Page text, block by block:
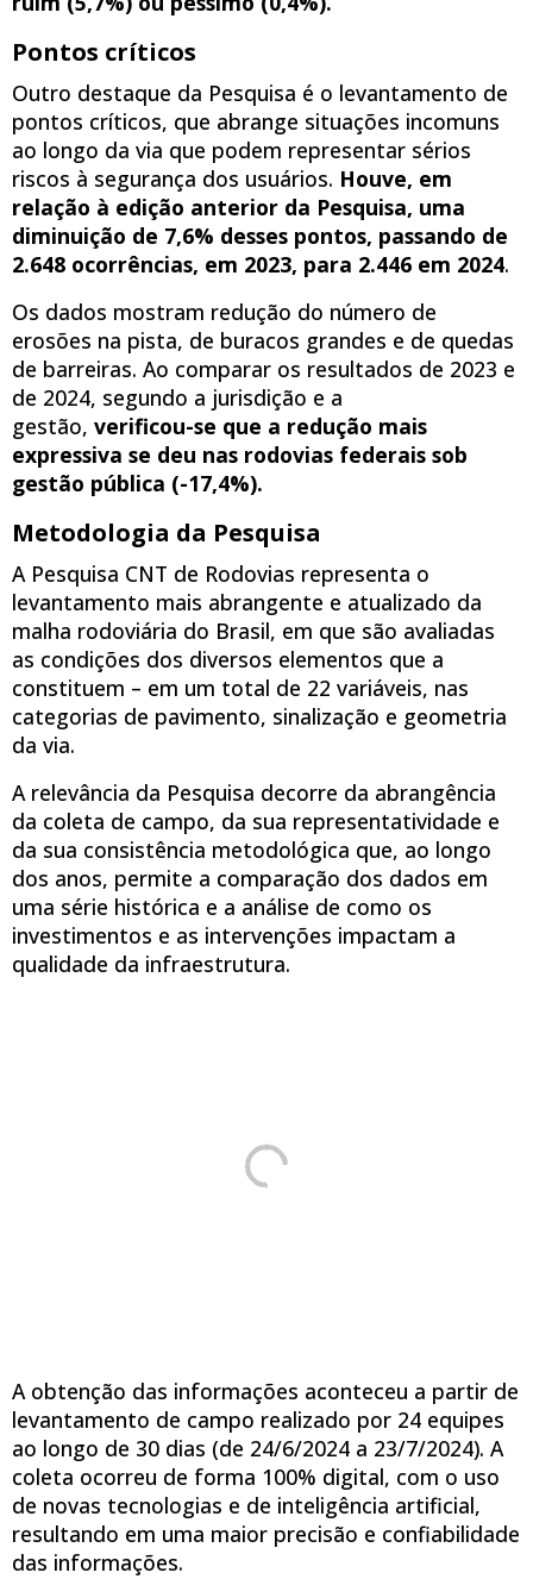
Pontos críticos
Outro destaque da Pesquisa é o levantamento de
pontos críticos, que abrange situações incomuns
ao longo da via que podem representar sérios
riscos à segurança dos usuários. Houve, em
relação à edição anterior da Pesquisa, uma
diminuição de 7,6% desses pontos, passando de
2.648 ocorrências, em 2023, para 2.446 em 2024.
Os dados mostram redução do número de
erosões na pista, de buracos grandes e de quedas
de barreiras. Ao comparar os resultados de 2023 e
de 2024, segundo a jurisdição e a
gestão, verificou-se que a redução mais
expressiva se deu nas rodovias federais sob
gestão pública (-17,4%).
Metodologia da Pesquisa
A Pesquisa CNT de Rodovias representa o
levantamento mais abrangente e atualizado da
malha rodoviária do Brasil, em que são avaliadas
as condições dos diversos elementos que a
constituem – em um total de 22 variáveis, nas
categorias de pavimento, sinalização e geometria
da via.
A relevância da Pesquisa decorre da abrangência
da coleta de campo, da sua representatividade e
da sua consistência metodológica que, ao longo
dos anos, permite a comparação dos dados em
uma série histórica e a análise de como os
investimentos e as intervenções impactam a
qualidade da infraestrutura.
A obtenção das informações aconteceu a partir de
levantamento de campo realizado por 24 equipes
ao longo de 30 dias (de 24/6/2024 a 23/7/2024). A
coleta ocorreu de forma 100% digital, com o uso
de novas tecnologias e de inteligência artificial,
resultando em uma maior precisão e confiabilidade
das informações.